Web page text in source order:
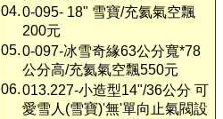
04.0-095- 18" 雪寶/充氦氣空飄
200元
05.0-097-冰雪奇緣63公分寬*78
公分高/充氦氣空飄550元
06.013.227-小造型14"/36公分 可
愛雪人(雪寶)'無'單向止氣閥設